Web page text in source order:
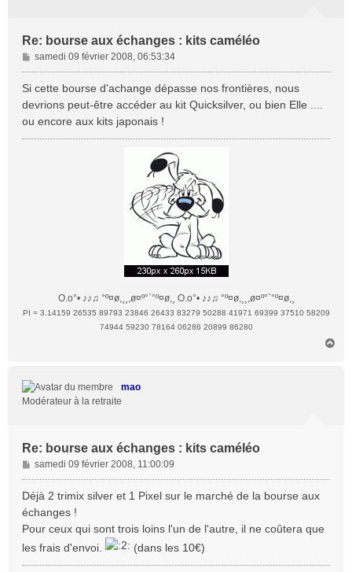
Re: bourse aux échanges : kits caméléo
M
e
s
g
e
samedi 09 février 2008, 06:53:34
Si cette bourse d'achange dépasse nos frontières, nous
devrions peut-être accéder au kit Quicksilver, ou bien Elle ....
ou encore aux kits japonais !
O.o°• ♪♪♫ °º¤ø,¸¸,ø¤º°`°º¤ø,¸ O.o°• ♪♪♫ °º¤ø,¸¸,ø¤º°`°º¤ø,¸
PI = 3.14159 26535 89793 23846 26433 83279 50288 41971 69399 37510 58209
74944 59230 78164 06286 20899 86280
mao
Modérateur à la retraite
Re: bourse aux échanges : kits caméléo
M
e
s
s
g
e
samedi 09 février 2008, 11:00:09
Déjà 2 trimix silver et 1 Pixel sur le marché de la bourse aux
échanges !
Pour ceux qui sont trois loins l'un de l'autre, il ne coûtera que
les frais d'envoi.
(dans les 10€)